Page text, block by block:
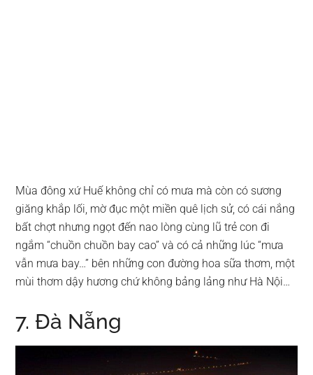
Mùa đông xứ Huế không chỉ có mưa mà còn có sương
giăng khắp lối, mờ đục một miền quê lịch sử, có cái nắng
bất chợt nhưng ngọt đến nao lòng cùng lũ trẻ con đi
ngắm “chuồn chuồn bay cao” và có cả những lúc “mưa
vẫn mưa bay…” bên những con đường hoa sữa thơm, một
mùi thơm dậy hương chứ không bảng lảng như Hà Nội…
7. Đà Nẵng